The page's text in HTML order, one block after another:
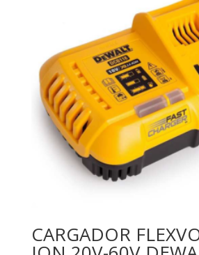
CARGADOR